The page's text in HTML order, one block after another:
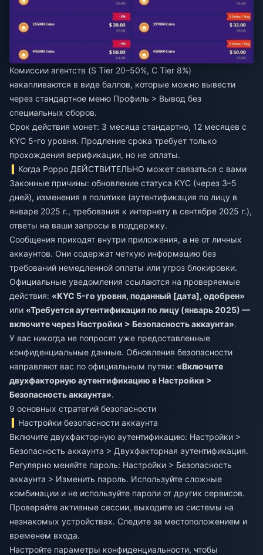
Комиссии агентств (S Tier 20–50%, C Tier 8%)
накапливаются в виде баллов, которые можно вывести
через стандартное меню Профиль > Вывод без
специальных сборов.
Срок действия монет: 3 месяца стандартно, 12 месяцев с
KYC 5-го уровня. Продление срока требует только
прохождения верификации, но не оплаты.
Когда Poppo ДЕЙСТВИТЕЛЬНО может связаться с вами
Законные причины: обновление статуса KYC (через 3–5
дней), изменения в политике (аутентификация по лицу в
январе 2025 г., требования к интернету в сентябре 2025 г.),
ответы на ваши запросы в поддержку.
Сообщения приходят внутри приложения, а не от личных
аккаунтов. Они содержат четкую информацию без
требований немедленной оплаты или угроз блокировки.
Официальные уведомления ссылаются на проверяемые
действия: «KYC 5-го уровня, поданный [дата], одобрен»
или «Требуется аутентификация по лицу (январь 2025) —
включите через Настройки > Безопасность аккаунта».
У вас никогда не попросят уже предоставленные
конфиденциальные данные. Обновления безопасности
направляют вас по официальным путям: «Включите
двухфакторную аутентификацию в Настройки >
Безопасность аккаунта».
9 основных стратегий безопасности
Настройки безопасности аккаунта
Включите двухфакторную аутентификацию: Настройки >
Безопасность аккаунта > Двухфакторная аутентификация.
Регулярно меняйте пароль: Настройки > Безопасность
аккаунта > Изменить пароль. Используйте сложные
комбинации и не используйте пароли от других сервисов.
Проверяйте активные сессии, выходите из системы на
незнакомых устройствах. Следите за местоположением и
временем входа.
Настройте параметры конфиденциальности, чтобы